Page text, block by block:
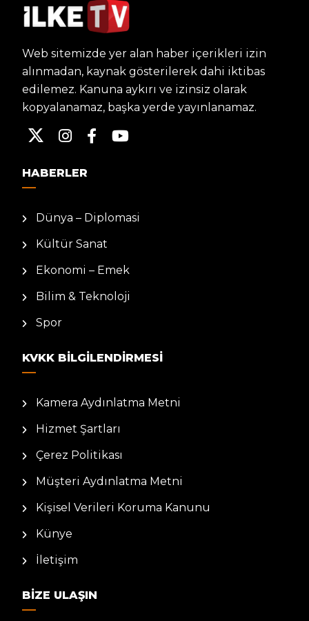
Web sitemizde yer alan haber içerikleri izin
alınmadan, kaynak gösterilerek dahi iktibas
edilemez. Kanuna aykırı ve izinsiz olarak
kopyalanamaz, başka yerde yayınlanamaz.
HABERLER
Dünya – Diplomasi
Kültür Sanat
Ekonomi – Emek
Bilim & Teknoloji
Spor
KVKK BILGILENDIRMESI
Kamera Aydınlatma Metni
Hizmet Şartları
Çerez Politikası
Müşteri Aydınlatma Metni
Kişisel Verileri Koruma Kanunu
Künye
İletişim
BIZE ULAŞIN